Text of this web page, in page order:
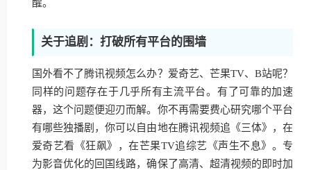
醒。
关于追剧：打破所有平台的围墙
国外看不了腾讯视频怎么办？爱奇艺、芒果TV、B站呢？
同样的问题存在于几乎所有主流平台。有了可靠的加速
器，这个问题便迎刃而解。你不再需要费心研究哪个平台
有哪些独播剧，你可以自由地在腾讯视频追《三体》，在
爱奇艺看《狂飙》，在芒果TV追综艺《声生不息》。专
为影音优化的回国线路，确保了高清、超清视频的即时加